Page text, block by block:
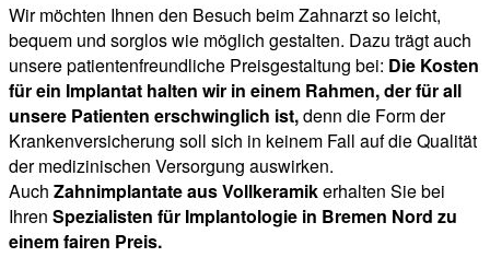
Wir möchten Ihnen den Besuch beim Zahnarzt so leicht,
bequem und sorglos wie möglich gestalten. Dazu trägt auch
unsere patientenfreundliche Preisgestaltung bei: Die Kosten
für ein Implantat halten wir in einem Rahmen, der für all
unsere Patienten erschwinglich ist,denn die Form der
Krankenversicherung soll sich in keinem Fall auf die Qualität
der medizinischen Versorgung auswirken.
Auch Zahnimplantate aus Vollkeramikerhalten Sie bei
Ihren Spezialisten für Implantologie in Bremen Nord zu
einem fairen Preis.